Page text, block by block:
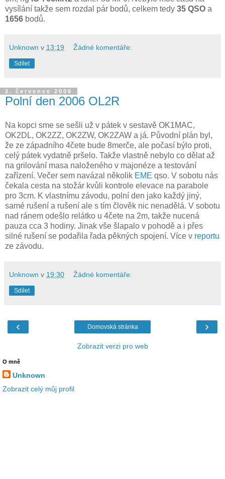
vysílání takže sem rozdal pár bodů, celkem tedy 35 QSO a
1656 bodů.
Unknown v 13:19 Žádné komentáře:
Sdílet
2. července 2006
Polní den 2006 OL2R
Na kopci sme se sešli už v pátek v sestavě OK1MAC,
OK2DL, OK2ZZ, OK2ZW, OK2ZAW a já. Původní plán byl,
že ze západního 4čete bude 8merče, ale počasí býlo proti,
celý pátek vydatně pršelo. Takže vlastně nebylo co dělat až
na grilování masa naloženého v majonéze a testování
zařízení. Večer sem navázal několik EME qso. V sobotu nás
čekala cesta na stožár kvůli kontrole elevace na parabole
pro 3cm. K vlastnímu závodu, polní den jako každý jiný,
samé rušení a rušení ale s tím člověk nic nenadělá. V sobotu
nad ránem odešlo relátko u 4čete na 2m, takže nucená
pauza cca 3 hodiny. Jinak vše šlapalo v pohodě a i přes
silné rušení se podařila řada pěkných spojení. Více v reportu
ze závodu.
Unknown v 19:30 Žádné komentáře:
Sdílet
‹ ›
Domovská stránka
Zobrazit verzi pro web
O mně
Unknown
Zobrazit celý můj profil